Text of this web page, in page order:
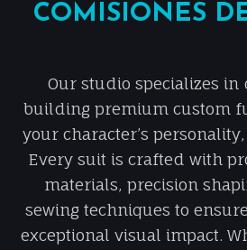
COMISIONES
Our studio specializes in
building premium custom
your character’s
Every suit is crafted with
materials, precision
sewing techniques to
exceptional visual impact.